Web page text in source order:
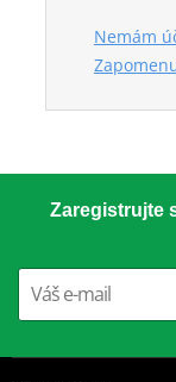
Nemám
Zaregistrujte